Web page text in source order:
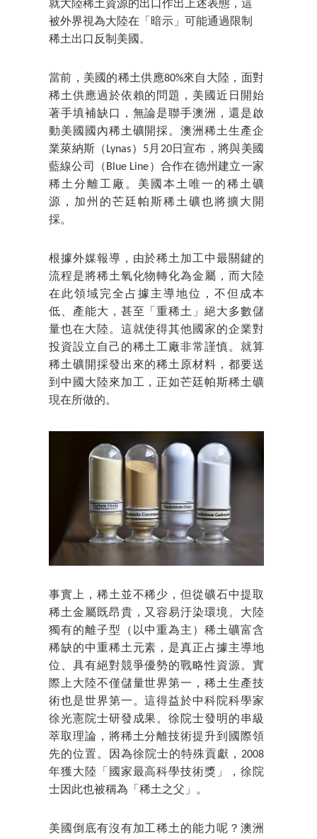
就大陸稀土資源的出口作出上述表態，這
被外界視為大陸在「暗示」可能通過限制
稀土出口反制美國。
當前，美國的稀土供應80%來自大陸，面對
稀土供應過於依賴的問題，美國近日開始
著手填補缺口，無論是聯手澳洲，還是啟
動美國國內稀土礦開採。澳洲稀土生產企
業萊納斯（Lynas）5月20日宣布，將與美國
藍線公司（Blue Line）合作在德州建立一家
稀土分離工廠。美國本土唯一的稀土礦
源，加州的芒廷帕斯稀土礦也將擴大開
採。
根據外媒報導，由於稀土加工中最關鍵的
流程是將稀土氧化物轉化為金屬，而大陸
在此領域完全占據主導地位，不但成本
低、產能大，甚至「重稀土」絕大多數儲
量也在大陸。這就使得其他國家的企業對
投資設立自己的稀土工廠非常謹慎。就算
稀土礦開採發出來的稀土原材料，都要送
到中國大陸來加工，正如芒廷帕斯稀土礦
現在所做的。
事實上，稀土並不稀少，但從礦石中提取
稀土金屬既昂貴，又容易汙染環境。大陸
獨有的離子型（以中重為主）稀土礦富含
稀缺的中重稀土元素，是真正占據主導地
位、具有絕對競爭優勢的戰略性資源。實
際上大陸不僅儲量世界第一，稀土生產技
術也是世界第一。這得益於中科院科學家
徐光憲院士研發成果。徐院士發明的串級
萃取理論，將稀土分離技術提升到國際領
先的位置。因為徐院士的特殊貢獻，2008
年獲大陸「國家最高科學技術獎」，徐院
士因此也被稱為「稀土之父」。
美國倒底有沒有加工稀土的能力呢？澳洲